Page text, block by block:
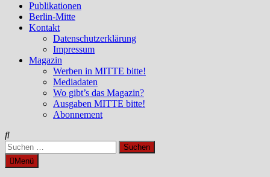
Publikationen
Berlin-Mitte
Kontakt
Datenschutzerklärung
Impressum
Magazin
Werben in MITTE bitte!
Mediadaten
Wo gibt’s das Magazin?
Ausgaben MITTE bitte!
Abonnement
Suchen
nach:Menü